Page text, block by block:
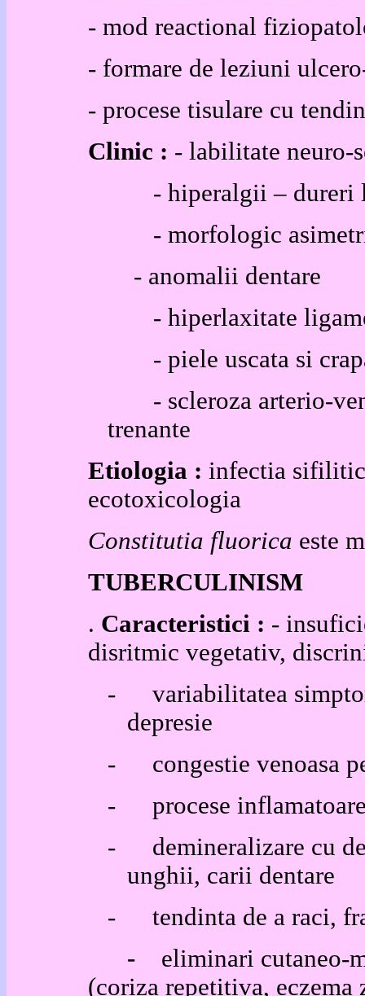
- mod reactional
- formare de leziuni
- procese tisulare cu
Clinic : - labilitate neuro-
- hiperalgii – dureri
- morfologic
- anomalii dentare
- hiperlaxitate
- piele uscata si
- scleroza arterio-
trenante
Etiologia : infectia
ecotoxicologia
Constitutia fluorica este
TUBERCULINISM
. Caracteristici : -
disritmic vegetativ,
-
variabilitatea
depresie
-
congestie venoasa
-
procese
-
demineralizare cu
unghii, carii dentare
-
tendinta de a raci,
- eliminari cutaneo-
(coriza repetitiva,